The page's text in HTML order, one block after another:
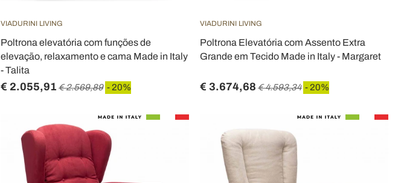
VIADURINI LIVING
Poltrona elevatória com funções de
elevação, relaxamento e cama Made in Italy
- Talita
€ 2.055,91 € 2.569,89 - 20%
VIADURINI LIVING
Poltrona Elevatória com Assento Extra
Grande em Tecido Made in Italy - Margaret
€ 3.674,68 € 4.593,34 - 20%